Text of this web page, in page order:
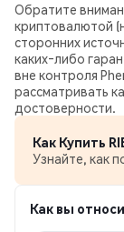
Обратите
криптовалютой
сторонних
каких‑либо
вне контроля
рассматривать
достоверности.
Как Купить
Узнайте, как
Как вы